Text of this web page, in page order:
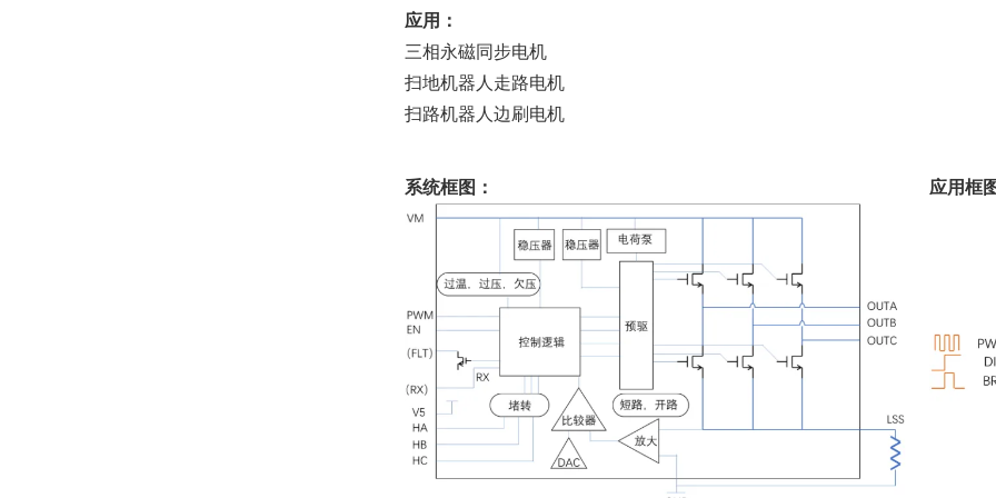
应用：
三相永磁同步电机
扫地机器人走路电机
扫路机器人边刷电机
系统框图： 应用框